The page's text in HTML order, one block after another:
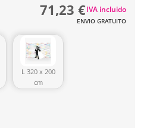
L 320 x 200
cm
71,23 €
ENVIO GRATUITO
IVA incluido